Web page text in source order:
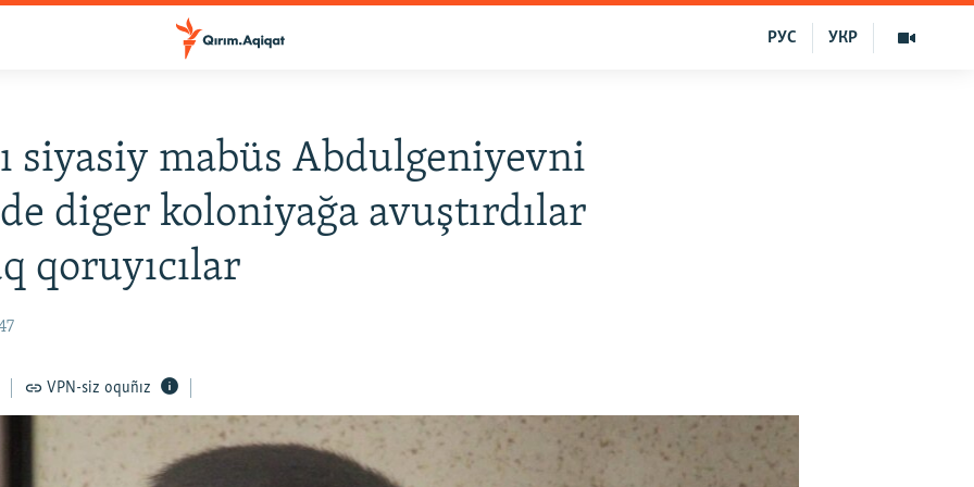
УКР
РУС
siyasiy mabüs Abdulgeniyevni
diger koloniyağa avuştırdılar
qoruyıcılar
VPN-siz oquñız